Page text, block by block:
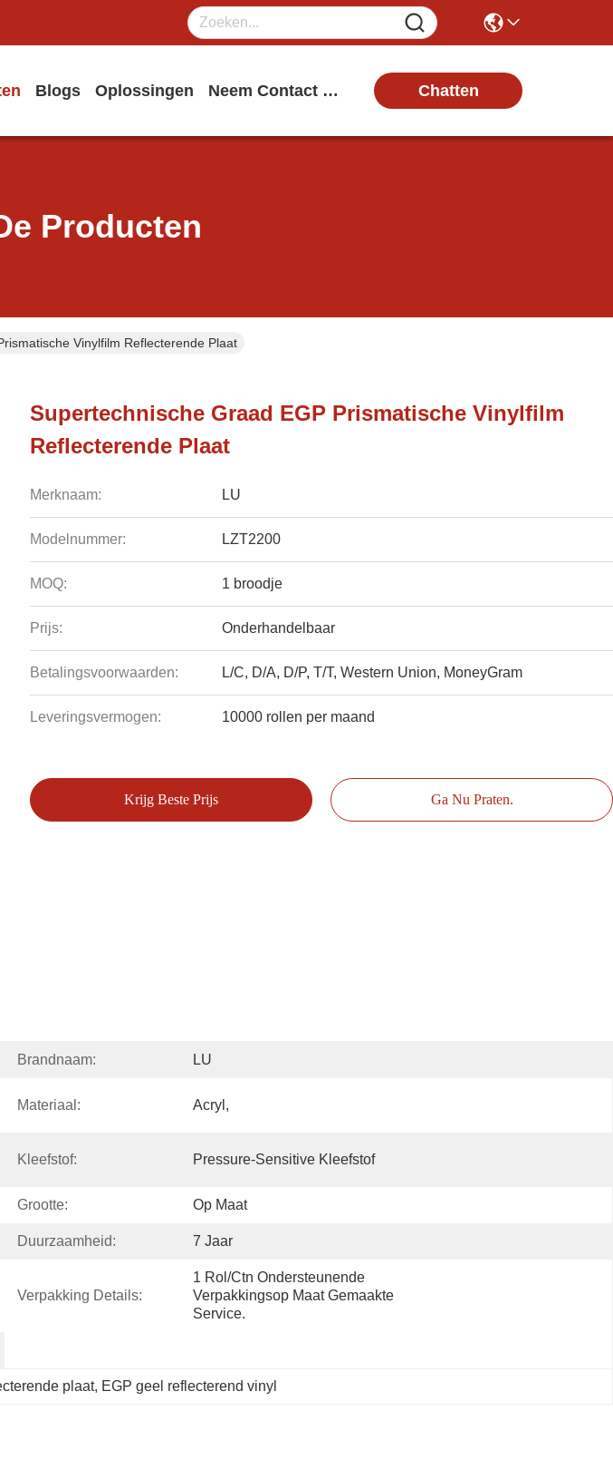
Blogs Oplossingen Neem Contact Met Ons Op Chatten
Producten
Vinylfilm Reflecterende Plaat
Supertechnische Graad EGP Prismatische Vinylfilm
Reflecterende Plaat
Merknaam: LU
Modelnummer: LZT2200
MOQ: 1 broodje
Prijs: Onderhandelbaar
Betalingsvoorwaarden: L/C, D/A, D/P, T/T, Western Union, MoneyGram
Leveringsvermogen: 10000 rollen per maand
Krijg Beste Prijs Ga Nu Praten.
Brandnaam: LU
Materiaal: Acryl,
Kleefstof: Pressure-Sensitive Kleefstof
Grootte: Op Maat
Duurzaamheid: 7 Jaar
Verpakking Details:
1 Rol/ctn Ondersteunende
Verpakkingsop Maat Gemaakte
Service.
plaat, EGP geel reflecterend vinyl